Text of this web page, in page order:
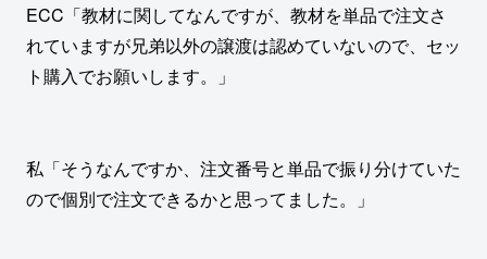
ECC「教材に関してなんですが、教材を単品で注文さ
れていますが兄弟以外の譲渡は認めていないので、セッ
ト購入でお願いします。」
私「そうなんですか、注文番号と単品で振り分けていた
ので個別で注文できるかと思ってました。」